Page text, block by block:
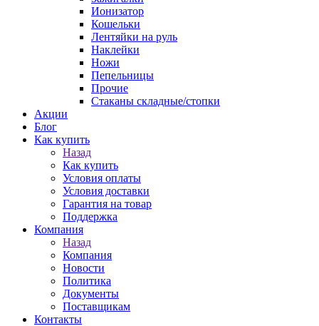
Ионизатор
Кошельки
Лентяйки на руль
Наклейки
Ножи
Пепельницы
Прочие
Стаканы складные/стопки
Акции
Блог
Как купить
Назад
Как купить
Условия оплаты
Условия доставки
Гарантия на товар
Поддержка
Компания
Назад
Компания
Новости
Политика
Документы
Поставщикам
Контакты